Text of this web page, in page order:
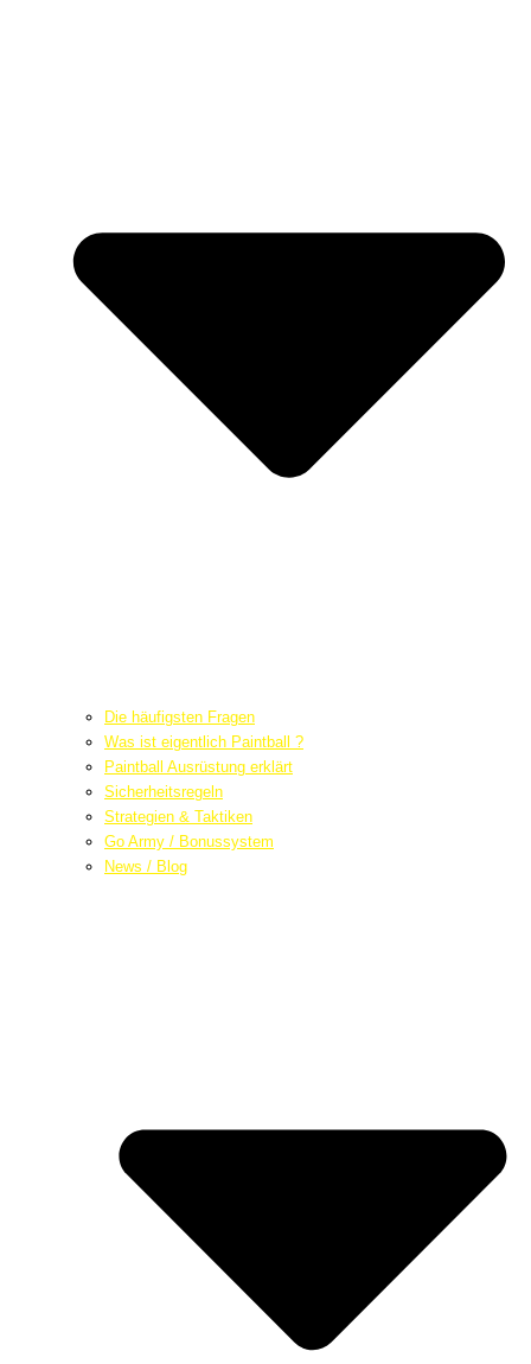
Die häufigsten Fragen
Was ist eigentlich Paintball ?
Paintball Ausrüstung erklärt
Sicherheitsregeln
Strategien & Taktiken
Go Army / Bonussystem
News / Blog